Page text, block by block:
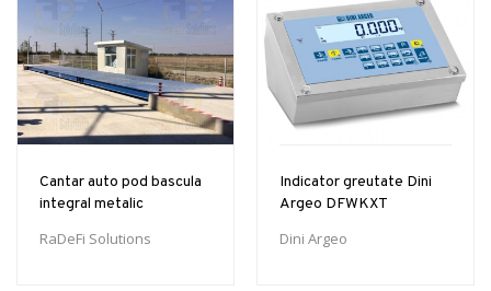
Cantar auto pod bascula
integral metalic
RaDeFi Solutions
Indicator greutate Dini
Argeo DFWKXT
Dini Argeo